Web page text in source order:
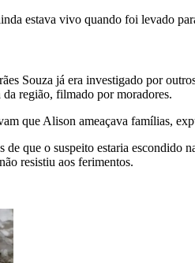
estava vivo quando foi levado
Souza já era investigado por
região, filmado por moradores.
que Alison ameaçava famílias,
que o suspeito estaria escondido
resistiu aos ferimentos.